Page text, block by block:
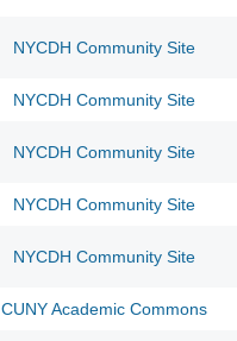
NYCDH Community Site
NYCDH Community Site
NYCDH Community Site
NYCDH Community Site
NYCDH Community Site
CUNY Academic Commons